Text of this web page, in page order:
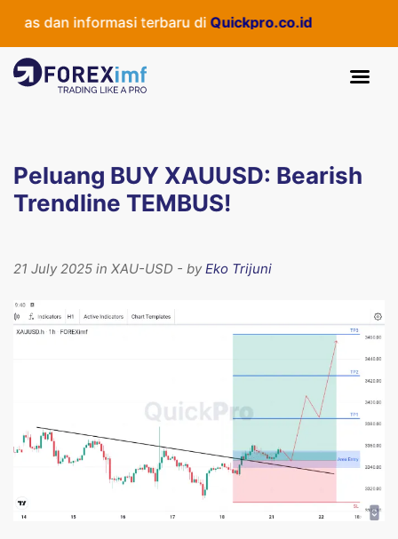
dan informasi terbaru diQuickpro.co.id
Peluang BUY XAUUSD: Bearish
Trendline TEMBUS!
21 July 2025 in XAU-USD - byEko Trijuni